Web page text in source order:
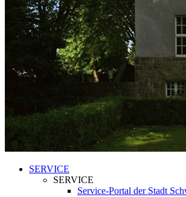
SERVICE
SERVICE
Service-Portal der Stadt